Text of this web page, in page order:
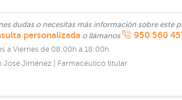
dudas o necesitas más información sobre este
personalizada o llámanos 950 560
a Viernes de 08:00h a 18:00h
José Jiménez | Farmacéutico titular